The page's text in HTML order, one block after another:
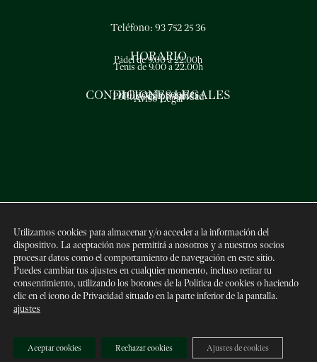
Teléfono: 93 752 25 36
HORARIO
Pádel de 9.00 a 22.00h
Tenis de 9.00 a 22.00h
CONDICIONES LEGALES
Aviso Legal
Política de privacidad
Política de cookies
2026 © Club de Tenis Premià de Dalt | Desarrollo
Utilizamos cookies para almacenar y/o acceder a la información del
dispositivo. La aceptación nos permitirá a nosotros y a nuestros socios
procesar datos como el comportamiento de navegación en este sitio.
Puedes cambiar tus ajustes en cualquier momento, incluso retirar tu
consentimiento, utilizando los botones de la Política de cookies o haciendo
clic en el icono de Privacidad situado en la parte inferior de la pantalla.
ajustes
Aceptar cookies Rechazar cookies Ajustes de cookies